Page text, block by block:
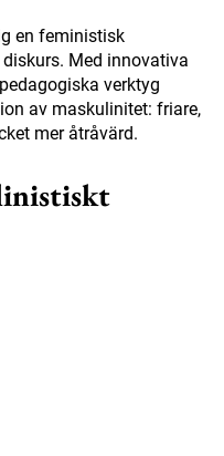
en feministisk
Med innovativa
verktyg
av maskulinitet: friare,
mer åtråvärd.